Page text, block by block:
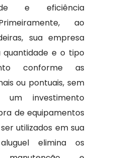
e eficiência
ao
sua empresa
quantidade e o tipo
conforme as
ou pontuais, sem
um investimento
de equipamentos
utilizados em sua
elimina os